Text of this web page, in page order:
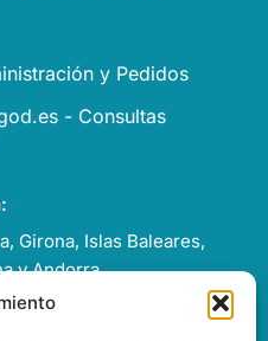
y Pedidos
- Consultas
Girona, Islas Baleares,
y Andorra.